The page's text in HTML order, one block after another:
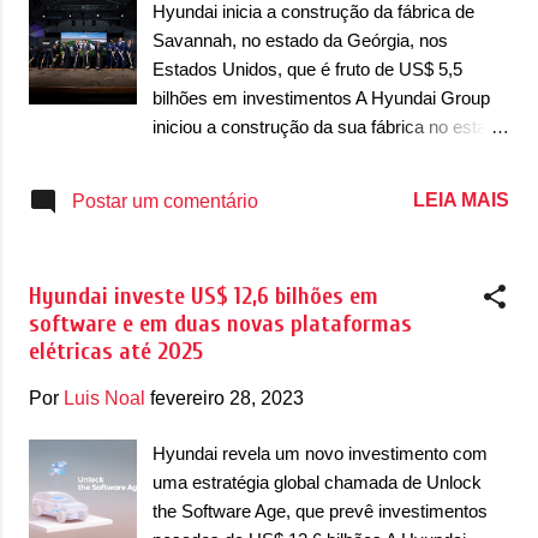
breve. Estima-se que as novas fábricas da
Hyundai sejam também no estado da
Geórgia, onde a Hyundai ergue uma grande
unidade fabril de automóveis e baterias. O
completo industrial deve ser finalizado em
a unidade começou a ser construído em um
Hyundai inicia a construção da fábrica de
Savannah, no estado da Geórgia, nos
Estados Unidos, que é fruto de US$ 5,5
bilhões em investimentos A Hyundai Group
iniciou a construção da sua fábrica no estado
construído em um evento que lançou a pedra
Presidente Executivo do Hyundai Motor
Group, Euisun Chung, juntamente com o
Governador da Geórgia, Brian P. Kemp. O
investimento de US$ 5,54 bilhões da
anunciado há cinco meses e inclui planos
para produzir uma gama diversificada de
inovadores veículos elétricos Hyundai,
Genesis e Kia (EVs) e uma nova fábrica de
Postar um comentário LEIA MAIS
Hyundai investe US$ 12,6 bilhões em
software e em duas novas plataformas
elétricas até 2025
Por Luis Noal fevereiro 28, 2023
Hyundai revela um novo investimento com
uma estratégia global chamada de Unlock
the Software Age, que prevê investimentos